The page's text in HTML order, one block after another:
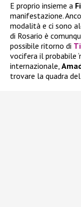
E proprio insieme a
manifestazione.
modalità e ci sono
di Rosario è
possibile ritorno di
vocifera il probabile
internazionale,
trovare la quadra